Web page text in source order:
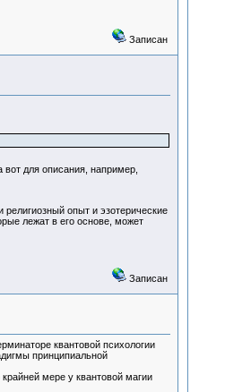
Записан
для описания, например,
опыт и эзотерические
лежат в его основе, может
Записан
квантовой психологии
принципиальной
мере у квантовой магии